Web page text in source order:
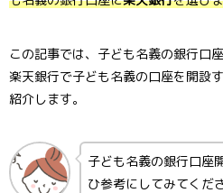
この記事では、子ども名義の銀行口
楽天銀行で子ども名義の口座を開設
紹介します。
子ども名義の銀行口座
ひ参考にしてみてくだ